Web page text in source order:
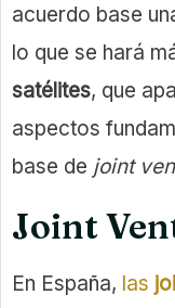
acuerdo base
lo que se hará
satélites, que
aspectos
base de joint
Joint
En España, las